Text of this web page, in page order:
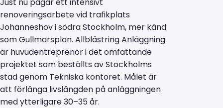
renoveringsarbete vid trafikplats
Johanneshov i södra Stockholm, mer känd
som Gullmarsplan. Allblästring Anläggning
är huvudentreprenör i det omfattande
projektet som beställts av Stockholms
stad genom Tekniska kontoret. Målet är
att förlänga livslängden på anläggningen
med ytterligare 30–35 år.